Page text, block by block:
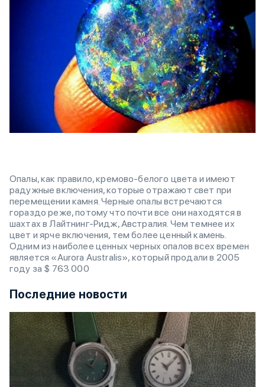
Опалы, как правило, кремово-белого цвета и имеют
радужные включения, которые отражают свет при
перемещении камня. Черные опалы встречаются
гораздо реже, потому что почти все они находятся в
шахтах в Лайтнинг-Ридж, Австралия. Чем темнее их
цвет и ярче включения, тем более ценный камень.
Одним из наиболее ценных черных опалов всех времен
является «Aurora Australis», который продали в 2005
году за $ 763 000
Последние новости